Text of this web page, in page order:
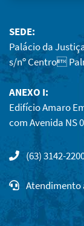
SEDE:
Palácio da
s/nº Centro
ANEXO I:
Edifício Amaro
com Avenida NS
(63) 3142-
Atendimento